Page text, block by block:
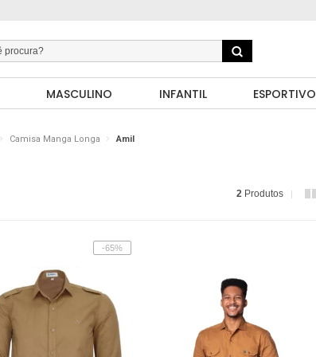
MASCULINO INFANTIL ESPORTIVO
Camisa Manga Longa Amil
2 Produtos
-65%